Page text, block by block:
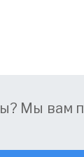
Мы вам